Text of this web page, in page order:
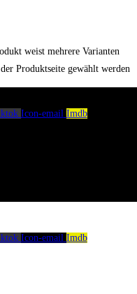
weist mehrere Varianten
Produktseite gewählt werden
Icon-email Imdb
Icon-email Imdb